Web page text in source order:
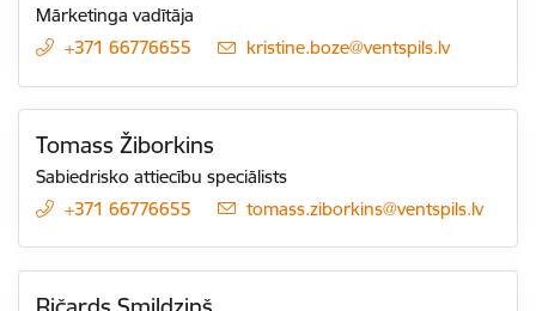
Mārketinga vadītāja
+371 66776655
E-pasts:
kristine.boze@ventspils.lv
Tomass Žiborkins
Sabiedrisko attiecību speciālists
+371 66776655
E-pasts:
tomass.ziborkins@ventspils.lv